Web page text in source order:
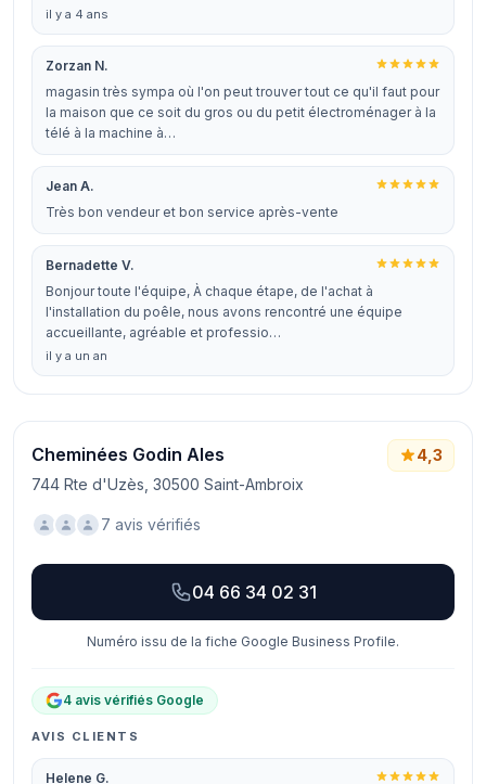
il y a 4 ans
Zorzan N.
magasin très sympa où l'on peut trouver tout ce qu'il faut pour
la maison que ce soit du gros ou du petit électroménager à la
télé à la machine à…
Jean A.
Très bon vendeur et bon service après-vente
Bernadette V.
Bonjour toute l'équipe, À chaque étape, de l'achat à
l'installation du poêle, nous avons rencontré une équipe
accueillante, agréable et professio…
il y a un an
Cheminées Godin Ales
744 Rte d'Uzès, 30500 Saint-Ambroix
4,3
7 avis vérifiés
04 66 34 02 31
Numéro issu de la fiche Google Business Profile.
4 avis vérifiés Google
AVIS CLIENTS
Helene G.